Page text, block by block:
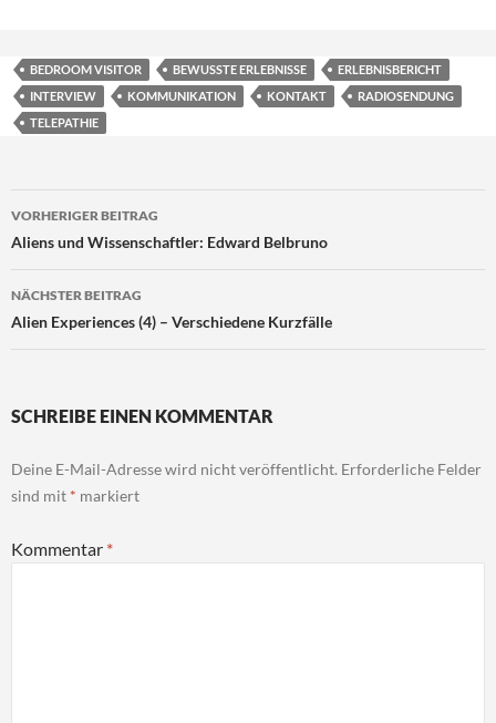
BEDROOM VISITOR BEWUSSTE ERLEBNISSE
ERLEBNISBERICHT
INTERVIEW
KOMMUNIKATION KONTAKT
RADIOSENDUNG
TELEPATHIE
Beitragsnavigation
VORHERIGER BEITRAG
Aliens und Wissenschaftler: Edward Belbruno
NÄCHSTER BEITRAG
Alien Experiences (4) – Verschiedene Kurzfälle
SCHREIBE EINEN KOMMENTAR
Deine E-Mail-Adresse wird nicht veröffentlicht. Erforderliche Felder
sind mit * markiert
Kommentar *